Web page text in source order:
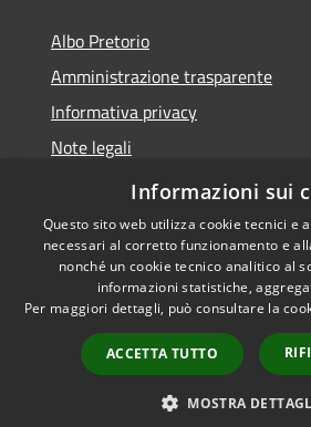
Albo Pretorio
Amministrazione trasparente
Informativa privacy
Note legali
Dichiarazione di accessibilità
Accessibilità
Informazioni sui
Questo sito web utilizza cookie tecnici e
necessari al corretto funzionamento e
nonché un cookie tecnico analitico al
informazioni statistiche,
Per maggiori dettagli, può consultare la
ACCETTA TUTTO
MOSTRA